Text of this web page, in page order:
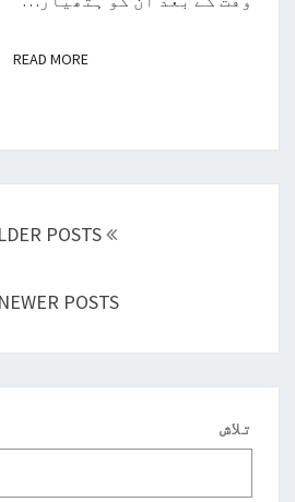
READ MORE
NEWER POSTS
تلاش